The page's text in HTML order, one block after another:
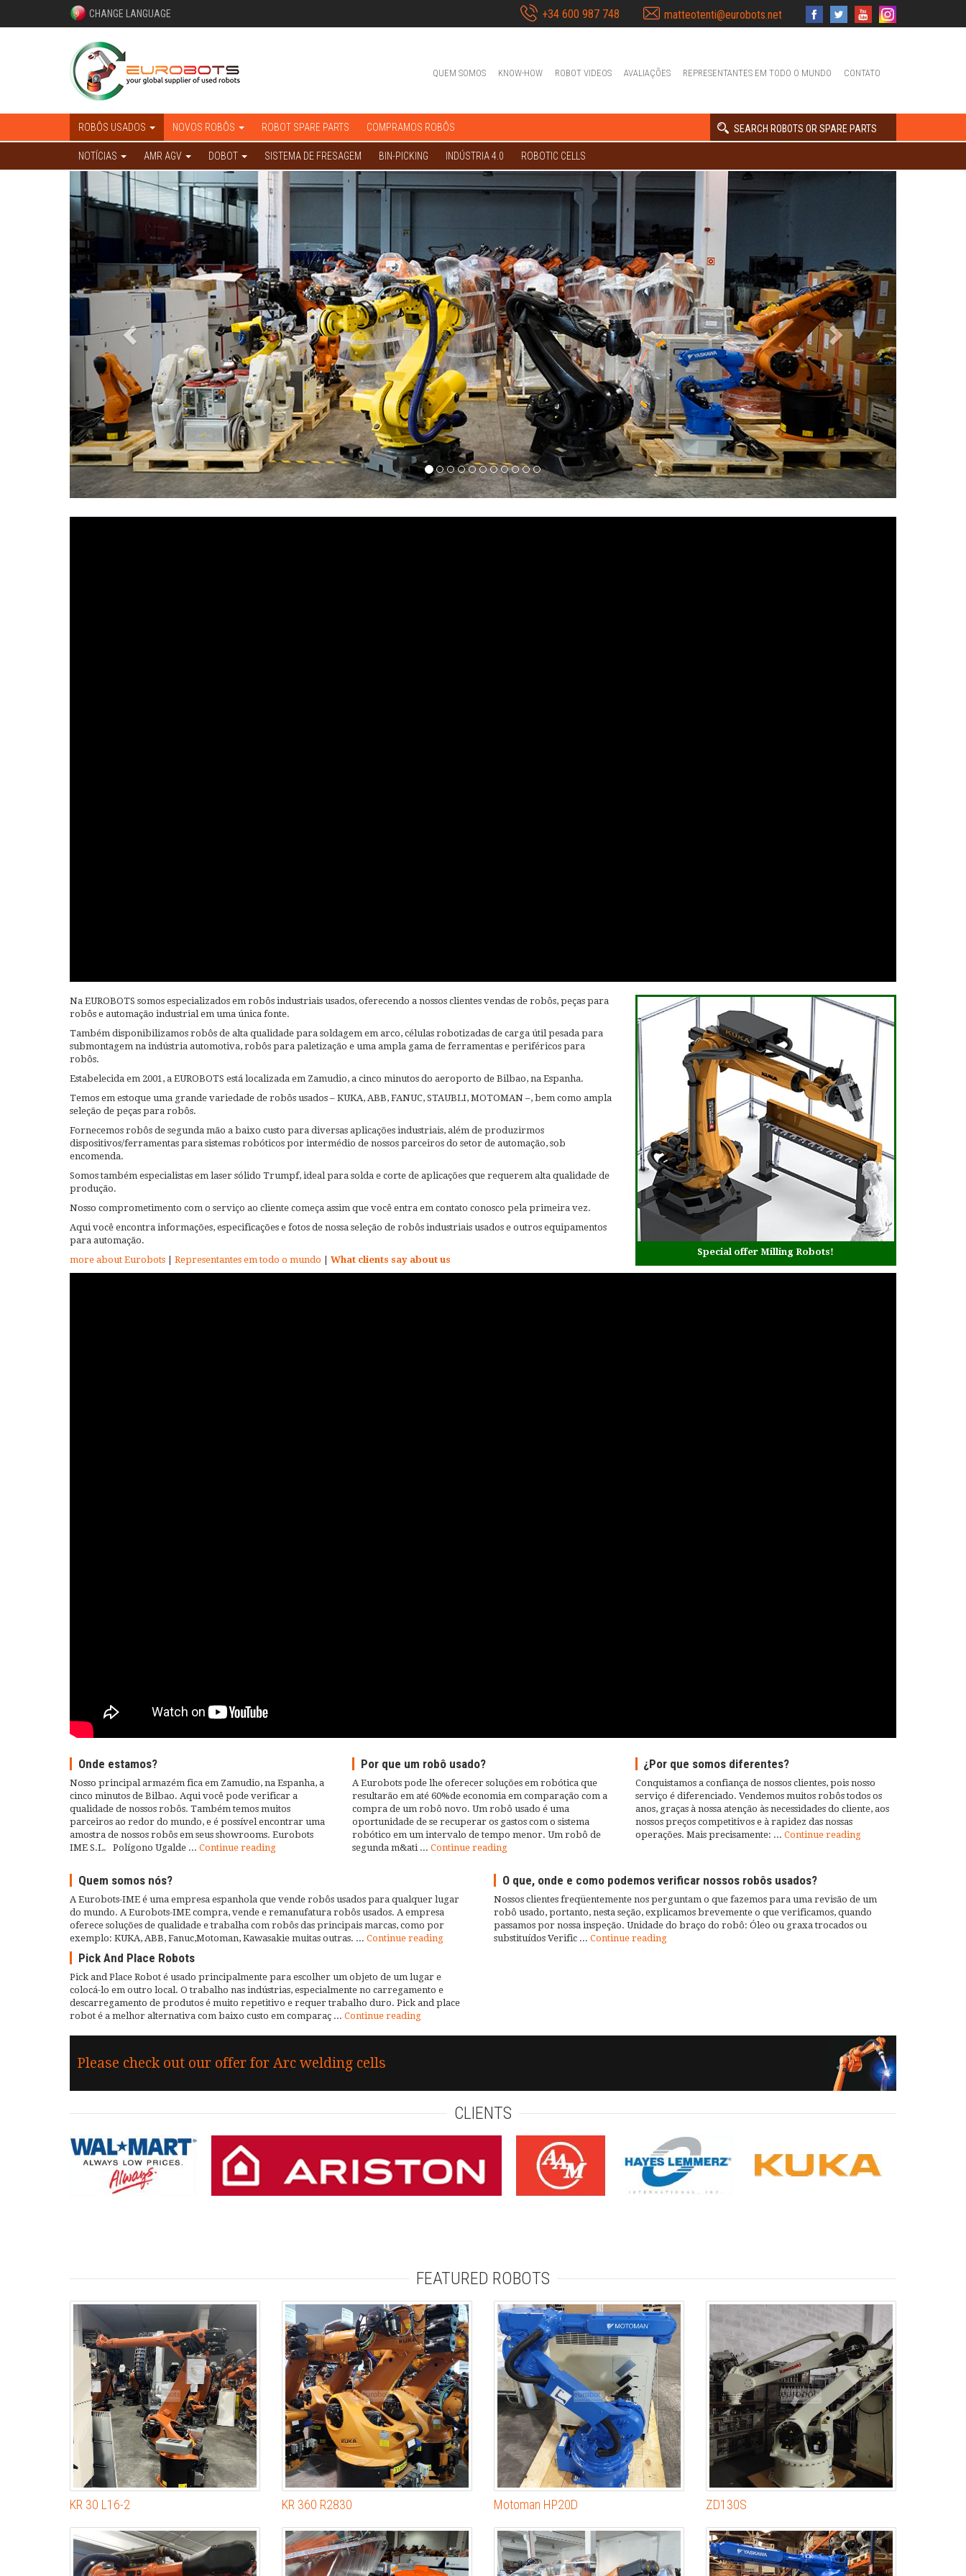
CHANGE LANGUAGE +34 600 987 748 matteotenti@eurobots.net
QUEM SOMOS KNOW-HOW ROBOT VIDEOS AVALIAÇÕES REPRESENTANTES EM TODO O MUNDO CONTATO
ROBÔS USADOS NOVOS ROBÔS ROBOT SPARE PARTS COMPRAMOS ROBÔS SEARCH ROBOTS OR SPARE PARTS
NOTÍCIAS AMR AGV DOBOT SISTEMA DE FRESAGEM BIN-PICKING INDÚSTRIA 4.0 ROBOTIC CELLS
Previous
Na EUROBOTS somos especializados em robôs industriais usados, oferecendo a nossos clientes vendas de robôs, peças para
robôs e automação industrial em uma única fonte.
Também disponibilizamos robôs de alta qualidade para soldagem em arco, células robotizadas de carga útil pesada para
submontagem na indústria automotiva, robôs para paletização e uma ampla gama de ferramentas e periféricos para
robôs.
Estabelecida em 2001, a EUROBOTS está localizada em Zamudio, a cinco minutos do aeroporto de Bilbao, na Espanha.
Temos em estoque uma grande variedade de robôs usados – KUKA, ABB, FANUC, STAUBLI, MOTOMAN –, bem como ampla
seleção de peças para robôs.
Fornecemos robôs de segunda mão a baixo custo para diversas aplicações industriais, além de produzirmos
dispositivos/ferramentas para sistemas robóticos por intermédio de nossos parceiros do setor de automação, sob
encomenda.
Somos também especialistas em laser sólido Trumpf, ideal para solda e corte de aplicações que requerem alta qualidade de
produção.
Nosso comprometimento com o serviço ao cliente começa assim que você entra em contato conosco pela primeira vez.
Aqui você encontra informações, especificações e fotos de nossa seleção de robôs industriais usados e outros equipamentos
para automação.
more about Eurobots
Representantes em todo o mundo What clients say about us
Special offer Milling Robots!
Onde estamos?
Nosso principal armazém fica em Zamudio, na Espanha, a
cinco minutos de Bilbao. Aqui você pode verificar a
qualidade de nossos robôs. Também temos muitos
parceiros ao redor do mundo, e é possível encontrar uma
amostra de nossos robôs em seus showrooms. Eurobots
IME S.L. Polígono Ugalde ... Continue reading
Por que um robô usado?
A Eurobots pode lhe oferecer soluções em robótica que
resultarão em até 60%de economia em comparação com a
compra de um robô novo. Um robô usado é uma
oportunidade de se recuperar os gastos com o sistema
robótico em um intervalo de tempo menor. Um robô de
segunda m&ati ...Continue reading
¿Por que somos diferentes?
Conquistamos a confiança de nossos clientes, pois nosso
serviço é diferenciado. Vendemos muitos robôs todos os
anos, graças à nossa atenção às necessidades do cliente, aos
nossos preços competitivos e à rapidez das nossas
operações. Mais precisamente: ... Continue reading
Quem somos nós?
A Eurobots-IME é uma empresa espanhola que vende robôs usados para qualquer lugar
do mundo. A Eurobots-IME compra, vende e remanufatura robôs usados. A empresa
oferece soluções de qualidade e trabalha com robôs das principais marcas, como por
exemplo: KUKA, ABB, Fanuc,Motoman, Kawasakie muitas outras. ... Continue reading
O que, onde e como podemos verificar nossos robôs usados?
Nossos clientes freqüentemente nos perguntam o que fazemos para uma revisão de um
robô usado, portanto, nesta seção, explicamos brevemente o que verificamos, quando
passamos por nossa inspeção. Unidade do braço do robô: Óleo ou graxa trocados ou
substituídos Verific ... Continue reading
Pick And Place Robots
Pick and Place Robot é usado principalmente para escolher um objeto de um lugar e
colocá-lo em outro local. O trabalho nas indústrias, especialmente no carregamento e
descarregamento de produtos é muito repetitivo e requer trabalho duro. Pick and place
robot é a melhor alternativa com baixo custo em comparaç ... Continue reading
Please check out our offer for Arc welding cells
CLIENTS
FEATURED ROBOTS
KR 30 L16-2 KR 360 R2830 Motoman HP20D ZD130S